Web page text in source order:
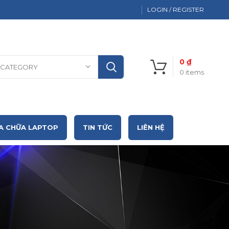
LOGIN / REGISTER
0 items
0₫
CHỮA LAPTOP TIN TỨC LIÊN HỆ